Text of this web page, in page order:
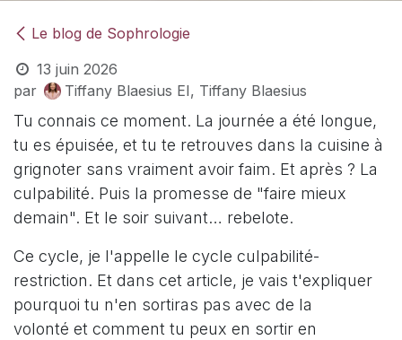
Le blog de Sophrologie
13 juin 2026
par
Tiffany Blaesius EI, Tiffany Blaesius
Tu connais ce moment. La journée a été longue,
tu es épuisée, et tu te retrouves dans la cuisine à
grignoter sans vraiment avoir faim. Et après ? La
culpabilité. Puis la promesse de "faire mieux
demain". Et le soir suivant… rebelote.
Ce cycle, je l'appelle le cycle culpabilité-
restriction. Et dans cet article, je vais t'expliquer
pourquoi tu n'en sortiras pas avec de la
volonté et comment tu peux en sortir en